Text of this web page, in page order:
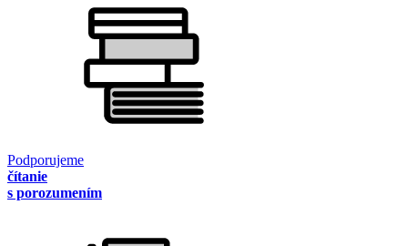
Podporujeme
čítanie
s porozumením